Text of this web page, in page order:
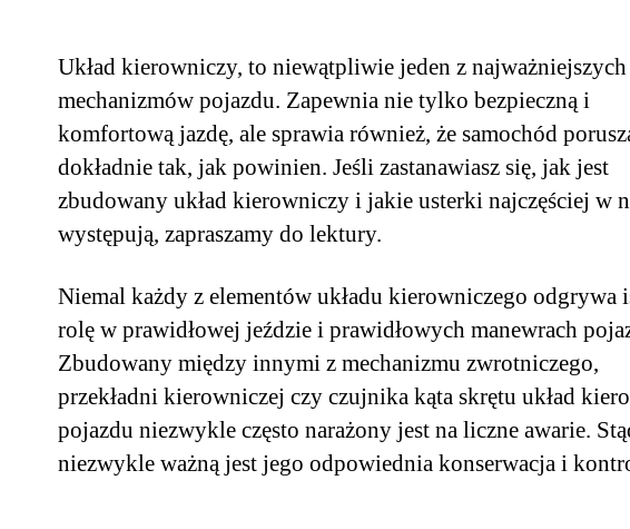
Układ kierowniczy, to niewątpliwie jeden z najważniejszych
mechanizmów pojazdu. Zapewnia nie tylko bezpieczną i
komfortową jazdę, ale sprawia również, że samochód
dokładnie tak, jak powinien. Jeśli zastanawiasz się, jak jest
zbudowany układ kierowniczy i jakie usterki najczęściej w
występują, zapraszamy do lektury.
Niemal każdy z elementów układu kierowniczego odgrywa
rolę w prawidłowej jeździe i prawidłowych manewrach
Zbudowany między innymi z mechanizmu zwrotniczego,
przekładni kierowniczej czy czujnika kąta skrętu układ
pojazdu niezwykle często narażony jest na liczne awarie.
niezwykle ważną jest jego odpowiednia konserwacja i